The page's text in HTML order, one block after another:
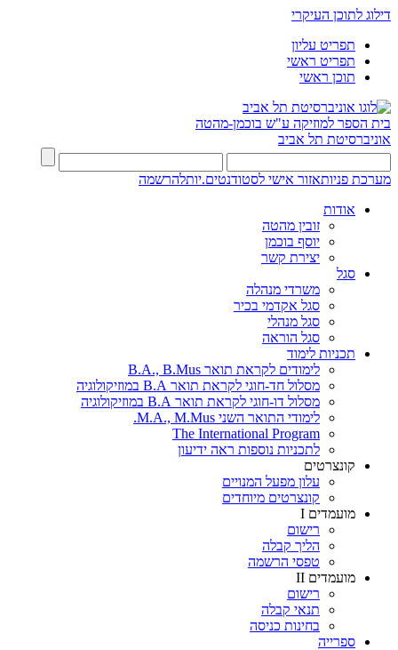
דילוג לתוכן העיקרי
תפריט עליון
תפריט ראשי
תוכן ראשי
בית הספר למוזיקה ע"ש בוכמן-מהטה
אוניברסיטת תל אביב
מערכת פניותאזור אישי לסטודנטים.יותלהרשמה
אודות
זובין מהטה
יוסף בוכמן
יצירת קשר
סגל
משרדי מנהלה
סגל אקדמי בכיר
סגל מנהלי
סגל הוראה
תכניות לימוד
לימודים לקראת תואר B.A., B.Mus
מסלול חד-חוגי לקראת תואר B.A במוזיקולוגיה
מסלול דו-חוגי לקראת תואר B.A במוזיקולוגיה
לימודי התואר השני M.A., M.Mus.
The International Program
לתכניות נוספות ראה ידיעון
קונצרטים
עלון מפעל המנויים
קונצרטים מיוחדים
מועמדים I
רישום
הליך קבלה
טפסי הרשמה
מועמדים II
רישום
תנאי קבלה
בחינות כניסה
ספרייה